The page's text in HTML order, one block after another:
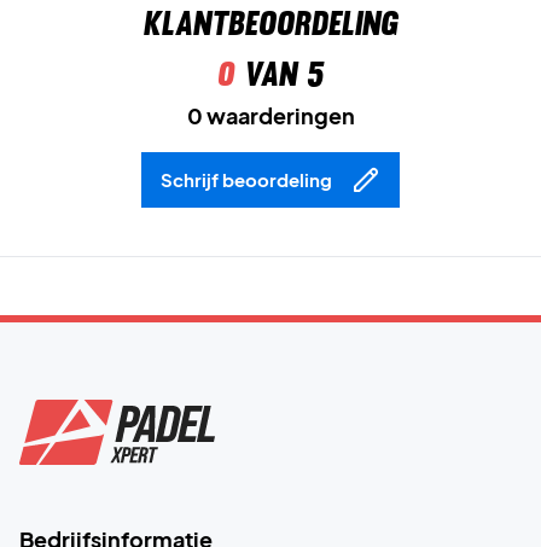
Smokey Blue/Wit vandaag!
Smokey Blue/Wit/Light Bone/New Slate.
Klantbeoordeling
0van 5
0 waarderingen
Schrijf beoordeling
Bedrijfsinformatie